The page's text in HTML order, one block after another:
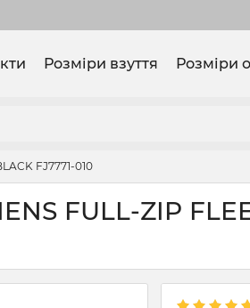
Розміри взуття Розміри
FJ7771-010
FULL-ZIP